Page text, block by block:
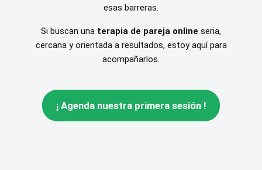
esas barreras.
Si buscan una terapia de pareja online seria,
cercana y orientada a resultados, estoy aquí para
acompañarlos.
¡ Agenda nuestra primera sesión !